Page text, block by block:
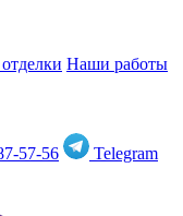
Наши работы
57-56
Telegram